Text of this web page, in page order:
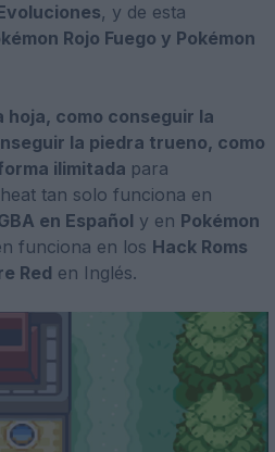
, y de esta
Rojo Fuego y Pokémon
hoja, como conseguir la
la piedra trueno, como
ilimitada para
tan solo funciona en
en Español y en Pokémon
funciona en los Hack Roms
Red en Inglés.